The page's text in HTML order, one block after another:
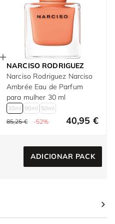
NARCISO RODRIGUEZ
Narciso Rodriguez Narciso
Ambrée Eau de Parfum
para mulher 30 ml
30ml 90ml 50ml
85,25 € -52% 40,95 €
ADICIONAR PACK